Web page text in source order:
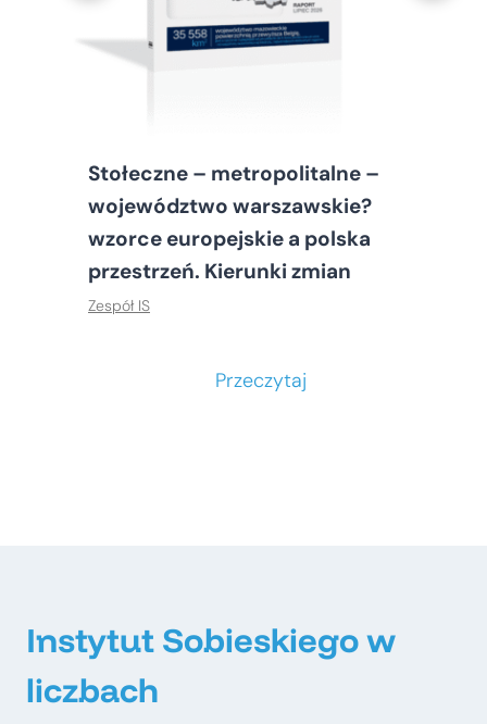
Stołeczne – metropolitalne –
województwo warszawskie?
wzorce europejskie a polska
przestrzeń. Kierunki zmian
Zespół IS
Przeczytaj
–
Instytut Sobieskiego w
liczbach